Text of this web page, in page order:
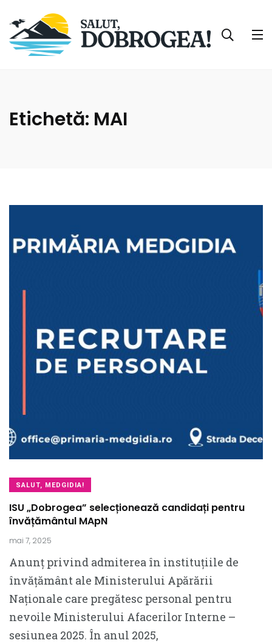
Etichetă: MAI
SALUT, MEDGIDIA!
ISU „Dobrogea” selecționează candidați pentru
învățământul MApN
mai 7, 2025
Anunț privind admiterea în instituțiile de
învățământ ale Ministerului Apărării
Naționale care pregătesc personal pentru
nevoile Ministerului Afacerilor Interne –
sesiunea 2025. În anul 2025,